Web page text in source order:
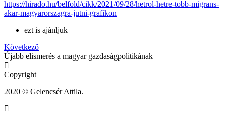
https://hirado.hu/belfold/cikk/2021/09/28/hetrol-hetre-tobb-migrans-
akar-magyarorszagra-jutni-grafikon
ezt is ajánljuk
Következő
Újabb elismerés a magyar gazdaságpolitikának
Copyright
2020 © Gelencsér Attila.